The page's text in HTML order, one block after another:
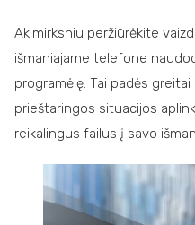
Akimirksniu peržiūrėkite
išmaniajame telefone
programėlę. Tai padės
prieštaringos situacijos
reikalingus failus į savo